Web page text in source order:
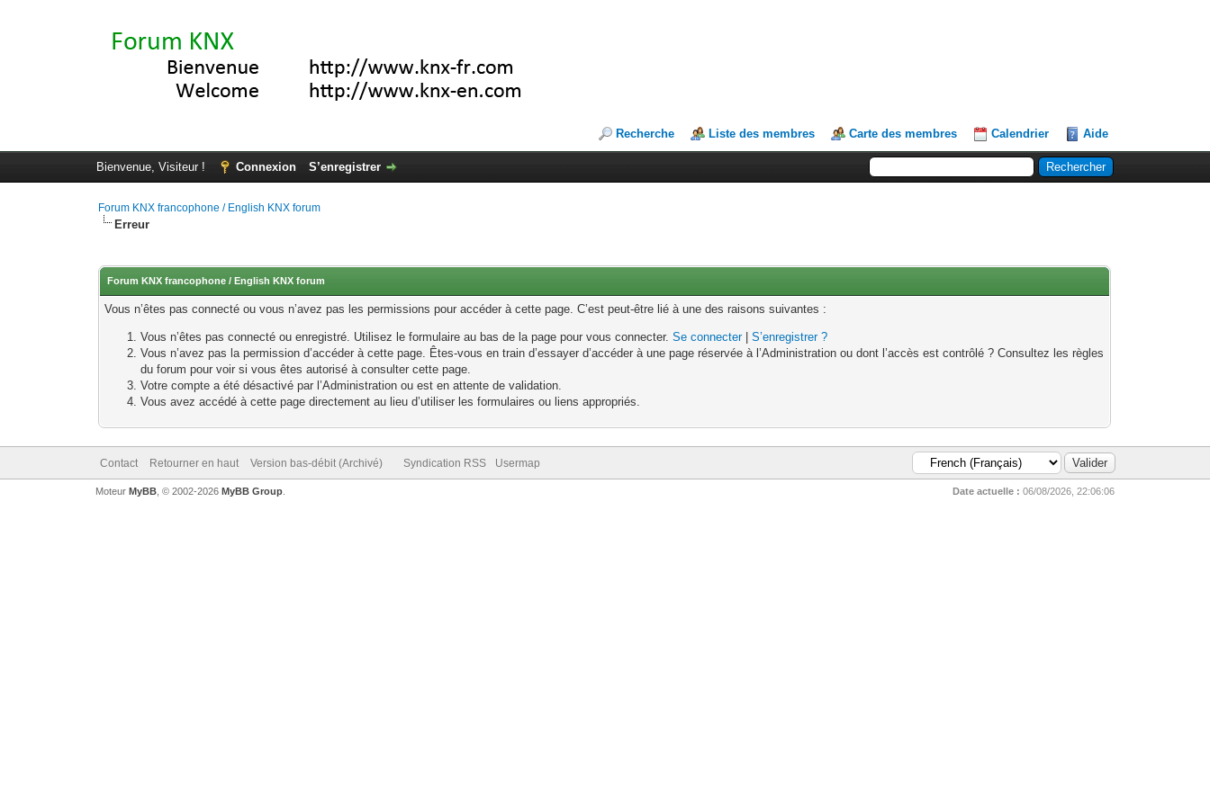
Recherche Liste des membres Carte des membres Calendrier Aide
Bienvenue, Visiteur ! Connexion S’enregistrer
Forum KNX francophone / English KNX forum
Erreur
Forum KNX francophone / English KNX forum
Vous n’êtes pas connecté ou vous n’avez pas les permissions pour accéder à cette page. C’est peut-être lié à une des raisons suivantes :
Vous n’êtes pas connecté ou enregistré. Utilisez le formulaire au bas de la page pour vous connecter.Se connecter|S’enregistrer ?
Vous n’avez pas la permission d’accéder à cette page. Êtes-vous en train d’essayer d’accéder à une page réservée à l’Administration ou dont l’accès est contrôlé ? Consultez les règles
du forum pour voir si vous êtes autorisé à consulter cette page.
Votre compte a été désactivé par l’Administration ou est en attente de validation.
Vous avez accédé à cette page directement au lieu d’utiliser les formulaires ou liens appropriés.
Contact Retourner en haut Version bas-débit (Archivé) Syndication RSS Usermap
Date actuelle : 06/08/2026, 22:06:06
Moteur MyBB, © 2002-2026 MyBB Group.